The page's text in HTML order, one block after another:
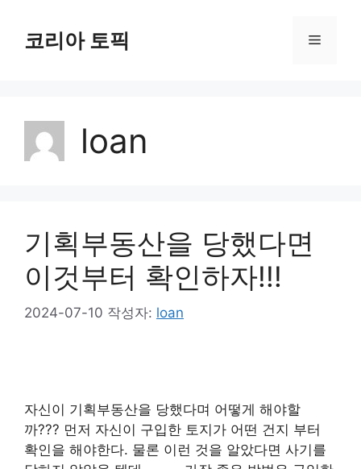
코리아 토픽 메
loan
기획부동산을 당했다면
이것부터 확인하자!!!
2024-07-10 작성자: loan
자신이 기획부동산을 당했다며 어떻게 해야할
까??? 먼저 자신이 구입한 토지가 어떤 건지 부터
확인을 해야한다. 물론 이런 것을 알았다면 사기를